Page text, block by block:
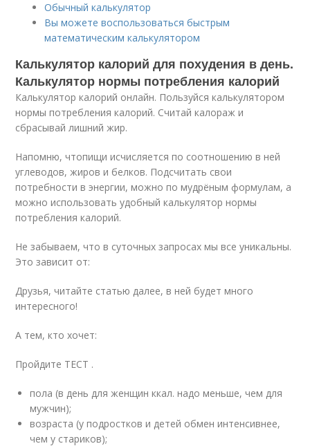
Обычный калькулятор
Вы можете воспользоваться быстрым
математическим калькулятором
Калькулятор калорий для похудения в день.
Калькулятор нормы потребления калорий
Калькулятор калорий онлайн. Пользуйся калькулятором
нормы потребления калорий. Считай калораж и
сбрасывай лишний жир.
Напомню, чтопищи исчисляется по соотношению в ней
углеводов, жиров и белков. Подсчитать свои
потребности в энергии, можно по мудрёным формулам, а
можно использовать удобный калькулятор нормы
потребления калорий.
Не забываем, что в суточных запросах мы все уникальны.
Это зависит от:
Друзья, читайте статью далее, в ней будет много
интересного!
А тем, кто хочет:
Пройдите ТЕСТ .
пола (в день для женщин ккал. надо меньше, чем для
мужчин);
возраста (у подростков и детей обмен интенсивнее,
чем у стариков);